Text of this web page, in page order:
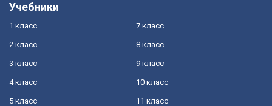
Учебники
1 класс
2 класс
3 класс
4 класс
5 класс
7 класс
8 класс
9 класс
10 класс
11 класс